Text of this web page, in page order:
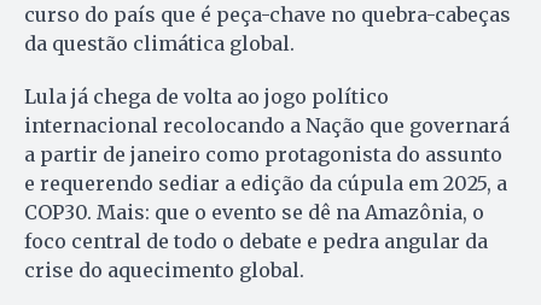
curso do país que é peça-chave no quebra-cabeças
da questão climática global.
Lula já chega de volta ao jogo político
internacional recolocando a Nação que governará
a partir de janeiro como protagonista do assunto
e requerendo sediar a edição da cúpula em 2025, a
COP30. Mais: que o evento se dê na Amazônia, o
foco central de todo o debate e pedra angular da
crise do aquecimento global.